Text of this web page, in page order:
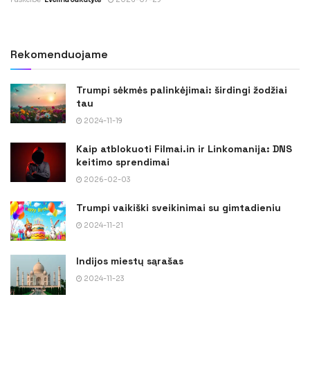
Rekomenduojame
Trumpi sėkmės palinkėjimai: širdingi žodžiai
tau
2024-11-19
Kaip atblokuoti Filmai.in ir Linkomanija: DNS
keitimo sprendimai
2026-02-03
Trumpi vaikiški sveikinimai su gimtadieniu
2024-11-21
Indijos miestų sąrašas
2024-11-23